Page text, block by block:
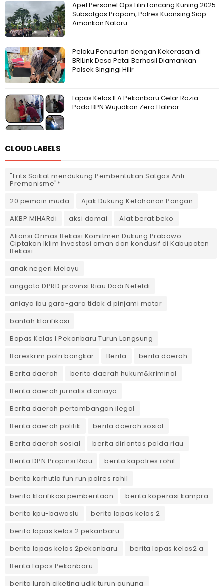
Apel Personel Ops Lilin Lancang Kuning 2025
Subsatgas Propam, Polres Kuansing Siap
Amankan Nataru
Pelaku Pencurian dengan Kekerasan di
BRILink Desa Petai Berhasil Diamankan
Polsek Singingi Hilir
Lapas Kelas II A Pekanbaru Gelar Razia
Pada BPN Wujudkan Zero Halinar
CLOUD LABELS
"Frits Saikat mendukung Pembentukan Satgas Anti
Premanisme"*
20 pemain muda
Ajak Dukung Ketahanan Pangan
AKBP MIHARdi
aksi damai
Alat berat beko
Aliansi Ormas Bekasi Komitmen Dukung Prabowo
Ciptakan Iklim Investasi aman dan kondusif di Kabupaten
Bekasi
anak negeri Melayu
anggota DPRD provinsi Riau Dodi Nefeldi
aniaya ibu gara-gara tidak d pinjami motor
bantah klarifikasi
Bapas Kelas I Pekanbaru Turun Langsung
Bareskrim polri bongkar
Berita
berita daerah
Berita daerah
berita daerah hukum&kriminal
Berita daerah jurnalis dianiaya
Berita daerah pertambangan ilegal
Berita daerah politik
berita daerah sosial
Berita daerah sosial
berita dirlantas polda riau
Berita DPN Propinsi Riau
berita kapolres rohil
berita karhutla fun run polres rohil
berita klarifikasi pemberitaan
berita koperasi kampra
berita kpu-bawaslu
berita lapas kelas 2
berita lapas kelas 2 pekanbaru
berita lapas kelas 2pekanbaru
berita lapas kelas2 a
Berita Lapas Pekanbaru
berita lurah ciketing udik turun gunung